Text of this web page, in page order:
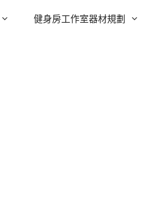
健身房工作室器材規劃